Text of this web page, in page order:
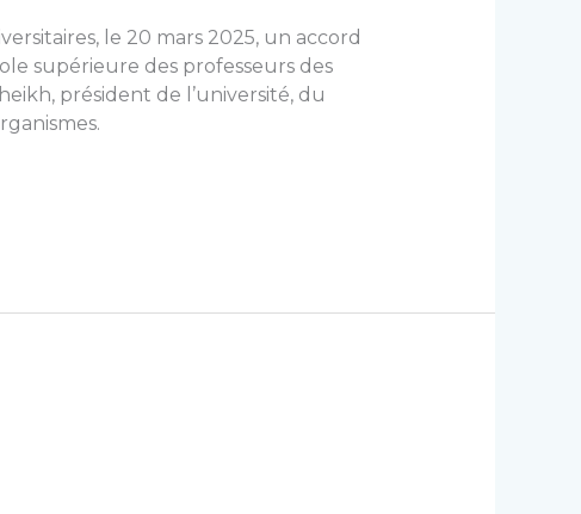
le 20 mars 2025, un accord
supérieure des professeurs des
président de l’université, du